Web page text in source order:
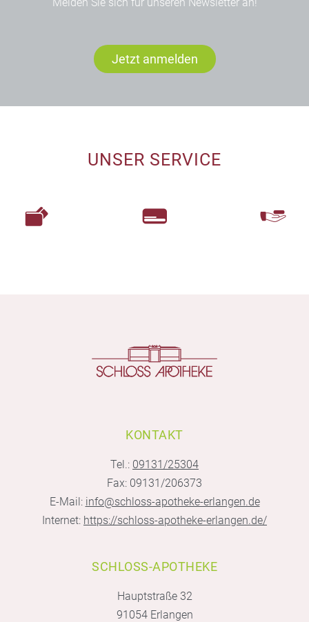
Melden Sie sich für unseren Newsletter an!
Jetzt anmelden
UNSER SERVICE
KONTAKT
Tel.: 09131/25304
Fax: 09131/206373
E-Mail: info@schloss-apotheke-erlangen.de
Internet: https://schloss-apotheke-erlangen.de/
SCHLOSS-APOTHEKE
Hauptstraße 32
91054 Erlangen